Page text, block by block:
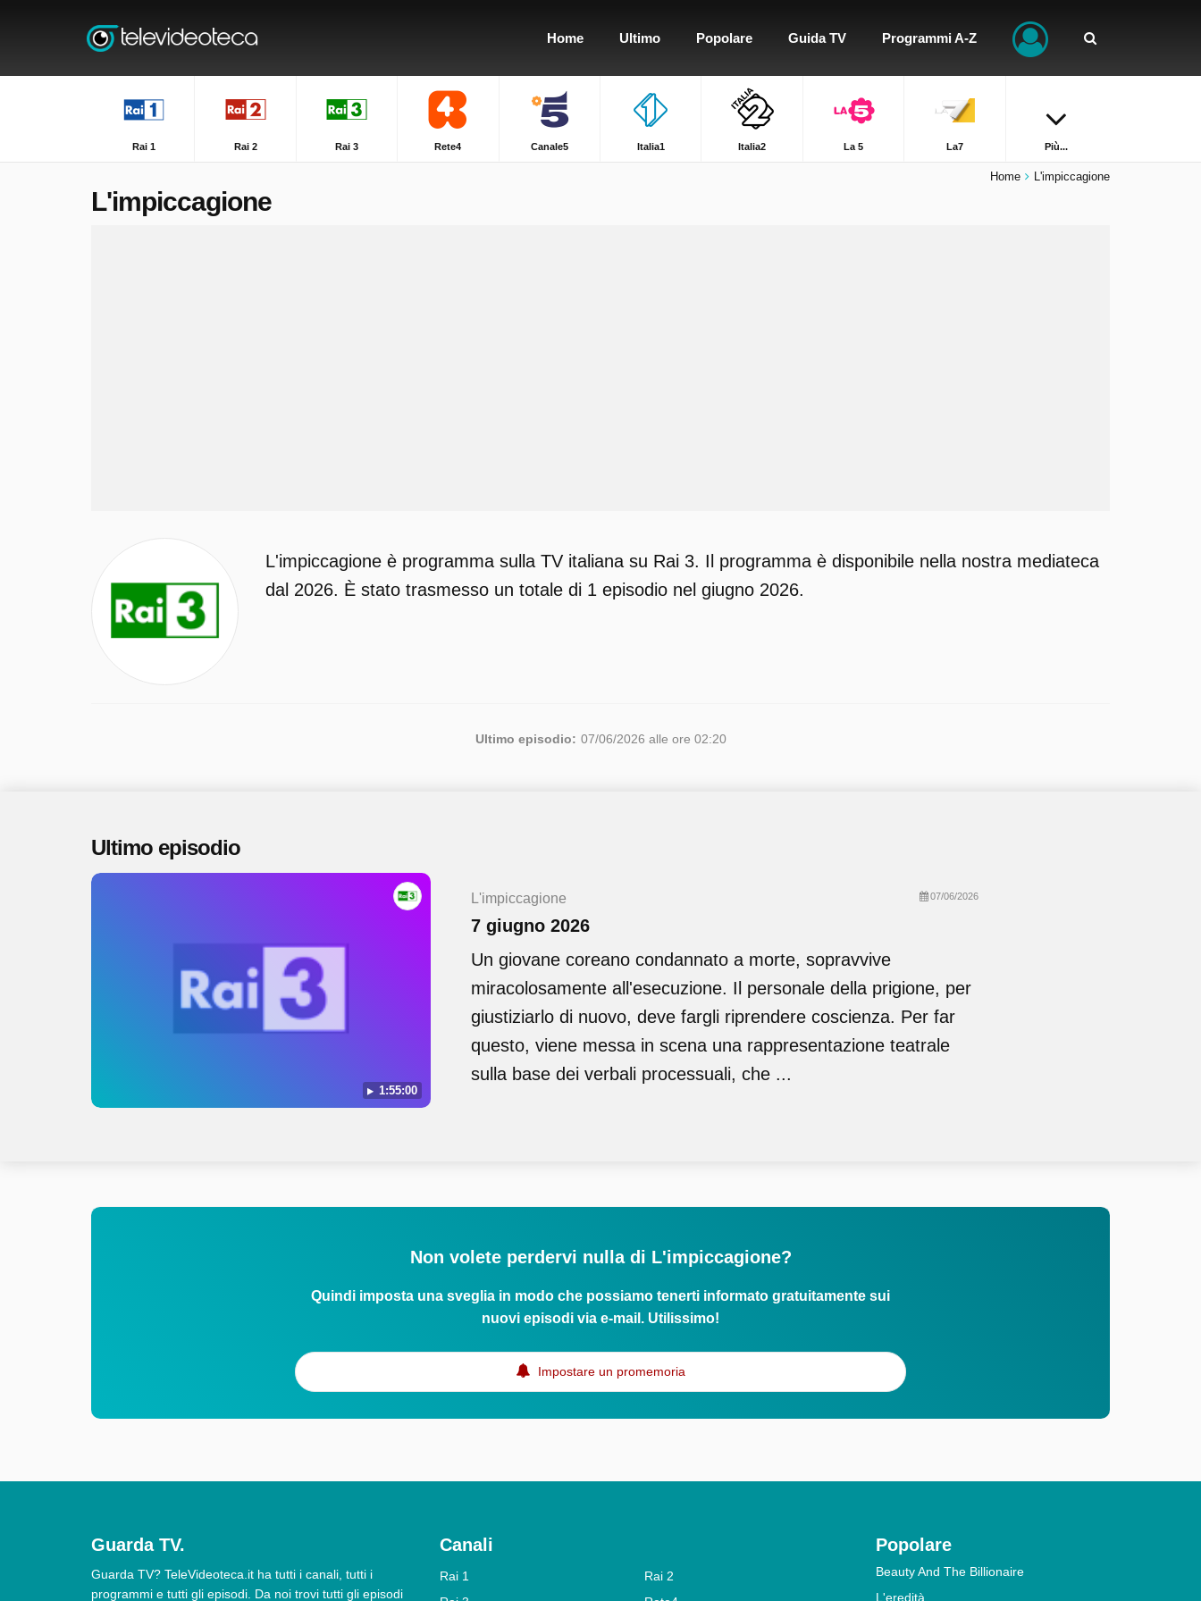
Home Ultimo Popolare Guida TV Programmi A-Z
Rai 1 Rai 2 Rai 3 Rete4 Canale5 Italia1 Italia2 La 5 La7 Più...
Home L'impiccagione
L'impiccagione
L'impiccagione è programma sulla TV italiana su Rai 3. Il programma è disponibile nella nostra mediateca
dal 2026. È stato trasmesso un totale di 1 episodio nel giugno 2026.
Ultimo episodio: 07/06/2026 alle ore 02:20
Ultimo episodio
1:55:00
L'impiccagione 07/06/2026
7 giugno 2026
Un giovane coreano condannato a morte, sopravvive
miracolosamente all'esecuzione. Il personale della prigione, per
giustiziarlo di nuovo, deve fargli riprendere coscienza. Per far
questo, viene messa in scena una rappresentazione teatrale
sulla base dei verbali processuali, che ...
Non volete perdervi nulla di L'impiccagione?
Quindi imposta una sveglia in modo che possiamo tenerti informato gratuitamente sui
nuovi episodi via e-mail. Utilissimo!
Impostare un promemoria
Guarda TV.
Guarda TV? TeleVideoteca.it ha tutti i canali, tutti i
programmi e tutti gli episodi. Da noi trovi tutti gli episodi
Canali
Rai 1
Rai 2
Popolare
Beauty And The Billionaire
L'eredità